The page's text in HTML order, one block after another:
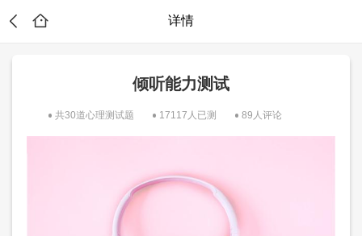
详情
倾听能力测试
共30道心理测试题 17117人已测 89人评论